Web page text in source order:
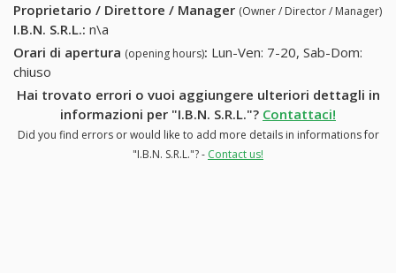
Proprietario / Direttore / Manager (Owner / Director / Manager)
I.B.N. S.R.L.: n\a
Orari di apertura (opening hours): Lun-Ven: 7-20, Sab-Dom:
chiuso
Hai trovato errori o vuoi aggiungere ulteriori dettagli in
informazioni per "I.B.N. S.R.L."? Contattaci!
Did you find errors or would like to add more details in informations for
"I.B.N. S.R.L."? - Contact us!